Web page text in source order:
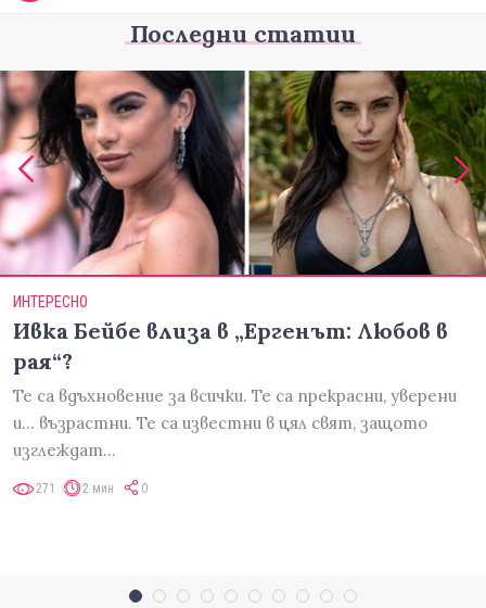
Последни статии
ИНТЕРЕСНО
Ивка Бейбе влиза в „Ергенът: Любов в
рая“?
Те са вдъхновение за всички. Те са прекрасни, уверени
и... възрастни. Те са известни в цял свят, защото
изглеждат…
271 2 мин 0